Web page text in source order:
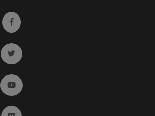
Ir a facebook (abre en ventana nueva)
Ir a twitter (abre en ventana nueva)
Ir a YouTube (abre en ventana nueva)